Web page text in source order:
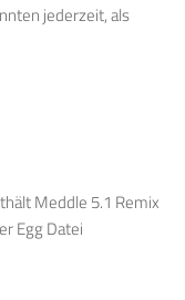
jederzeit, als
Meddle 5.1 Remix
Egg Datei